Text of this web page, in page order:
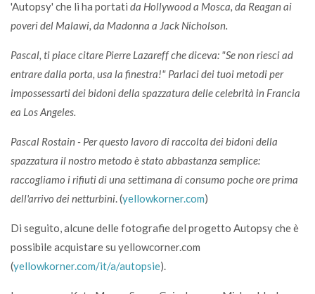
'Autopsy' che li ha portati da Hollywood a Mosca, da Reagan ai
poveri del Malawi, da Madonna a Jack Nicholson.
Pascal, ti piace citare Pierre Lazareff che diceva: "Se non riesci ad
entrare dalla porta, usa la finestra!" Parlaci dei tuoi metodi per
impossessarti dei bidoni della spazzatura delle celebrità in Francia
ea Los Angeles.
Pascal Rostain - Per questo lavoro di raccolta dei bidoni della
spazzatura il nostro metodo è stato abbastanza semplice:
raccogliamo i rifiuti di una settimana di consumo poche ore prima
dell'arrivo dei netturbini. (yellowkorner.com)
Di seguito, alcune delle fotografie del progetto Autopsy che è
possibile acquistare su yellowcorner.com
(yellowkorner.com/it/a/autopsie).